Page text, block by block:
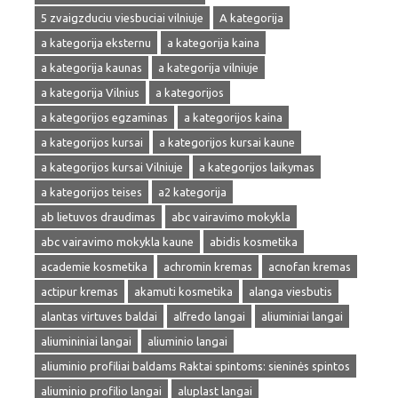
5 zvaigzduciu viesbuciai vilniuje
A kategorija
a kategorija eksternu
a kategorija kaina
a kategorija kaunas
a kategorija vilniuje
a kategorija Vilnius
a kategorijos
a kategorijos egzaminas
a kategorijos kaina
a kategorijos kursai
a kategorijos kursai kaune
a kategorijos kursai Vilniuje
a kategorijos laikymas
a kategorijos teises
a2 kategorija
ab lietuvos draudimas
abc vairavimo mokykla
abc vairavimo mokykla kaune
abidis kosmetika
academie kosmetika
achromin kremas
acnofan kremas
actipur kremas
akamuti kosmetika
alanga viesbutis
alantas virtuves baldai
alfredo langai
aliuminiai langai
aliumininiai langai
aliuminio langai
aliuminio profiliai baldams Raktai spintoms: sieninės spintos
aliuminio profilio langai
aluplast langai